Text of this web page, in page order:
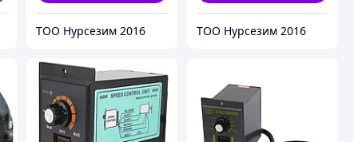
ТОО Нурсезим 2016 ТОО Нурсезим 2016